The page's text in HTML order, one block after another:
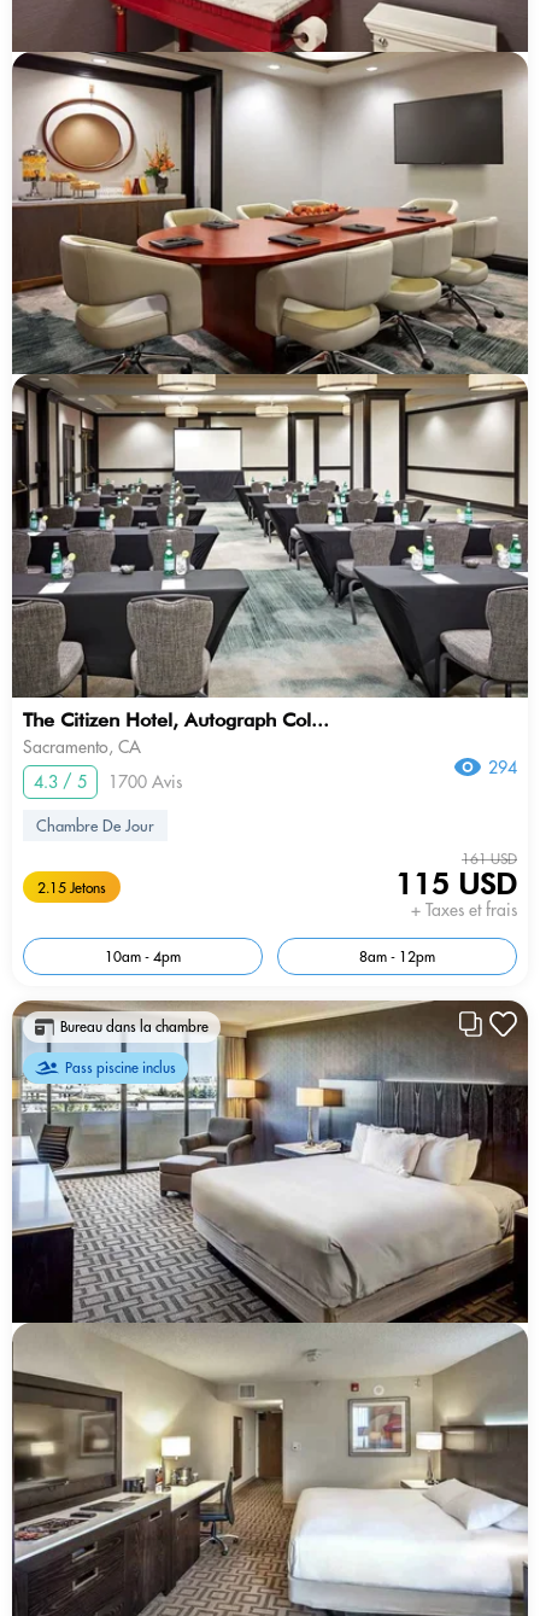
The Citizen Hotel, Autograph Col...
Sacramento, CA
4.3 / 5
1700 Avis
294
Chambre De Jour
2.15 Jetons
161 USD
115 USD
+ Taxes et frais
10am - 4pm 8am - 12pm
Bureau dans la chambre
Pass piscine inclus